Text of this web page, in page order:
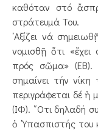
καθόταν στό
στράτευμά Του.
᾿Αξίζει νά
νομισθῇ ὅτι
πρός σῶμα» (ΕΒ).
σημαίνει τήν νίκη
περιγράφεται δέ
(ΙΦ). ῞Οτι δηλαδή
ὁ ῾Υπασπιστής